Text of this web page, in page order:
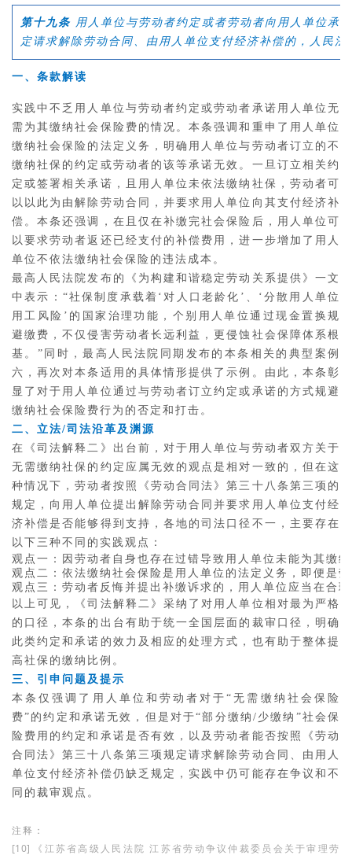
第十九条 用人单位与劳动者约定或者劳动者向用人单位承
定请求解除劳动合同、由用人单位支付经济补偿的，人民
一、条款解读
实践中不乏用人单位与劳动者约定或劳动者承诺用人单位无
需为其缴纳社会保险费的情况。本条强调和重申了用人单位
缴纳社会保险的法定义务，明确用人单位与劳动者订立的不
缴纳社保的约定或劳动者的该等承诺无效。一旦订立相关约
定或签署相关承诺，且用人单位未依法缴纳社保，劳动者可
以以此为由解除劳动合同，并要求用人单位向其支付经济补
偿。本条还强调，在且仅在补缴完社会保险后，用人单位可
以要求劳动者返还已经支付的补偿费用，进一步增加了用人
单位不依法缴纳社会保险的违法成本。
最高人民法院发布的《为构建和谐稳定劳动关系提供》一文
中表示：“社保制度承载着‘对人口老龄化’、‘分散用人单位
用工风险’的国家治理功能，个别用人单位通过现金置换规
避缴费，不仅侵害劳动者长远利益，更侵蚀社会保障体系根
基。”同时，最高人民法院同期发布的本条相关的典型案例
六，再次对本条适用的具体情形提供了示例。由此，本条彰
显了对于用人单位通过与劳动者订立约定或承诺的方式规避
缴纳社会保险费行为的否定和打击。
二、立法/司法沿革及渊源
在《司法解释二》出台前，对于用人单位与劳动者双方关于
无需缴纳社保的约定应属无效的观点是相对一致的，但在这
种情况下，劳动者按照《劳动合同法》第三十八条第三项的
规定，向用人单位提出解除劳动合同并要求用人单位支付经
济补偿是否能够得到支持，各地的司法口径不一，主要存在
以下三种不同的实践观点：
观点一：因劳动者自身也存在过错导致用人单位未能为其缴
观点二：依法缴纳社会保险是用人单位的法定义务，即便是
观点三：劳动者反悔并提出补缴诉求的，用人单位应当在合
以上可见，《司法解释二》采纳了对用人单位相对最为严格
的口径，本条的出台有助于统一全国层面的裁审口径，明确
此类约定和承诺的效力及相应的处理方式，也有助于整体提
高社保的缴纳比例。
三、引申问题及提示
本条仅强调了用人单位和劳动者对于“无需缴纳社会保险
费”的约定和承诺无效，但是对于“部分缴纳/少缴纳”社会保
险费用的约定和承诺是否有效，以及劳动者能否按照《劳动
合同法》第三十八条第三项规定请求解除劳动合同、由用人
单位支付经济补偿仍缺乏规定，实践中仍可能存在争议和不
同的裁审观点。
注释：
[10] 《江苏省高级人民法院 江苏省劳动争议仲裁委员会关于审理劳